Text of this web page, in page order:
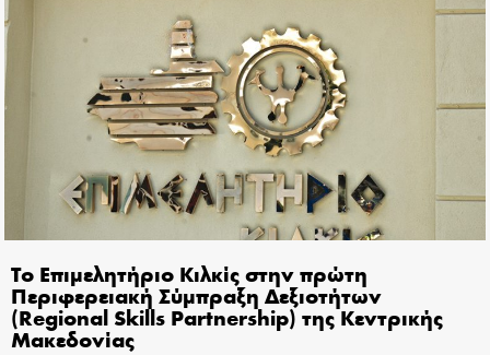
Το Επιμελητήριο Κιλκίς στην πρώτη
Περιφερειακή Σύμπραξη Δεξιοτήτων
(Regional Skills Partnership) της Κεντρικής
Μακεδονίας